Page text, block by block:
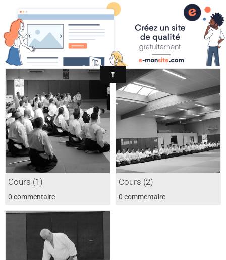
Académie Pazenaise d'Aïkido
Contact
OARA
Album photo
Agenda
Cours Maître Cognard à Ste Pazanne
Cours (1)
0 commentaire
Cours (2)
0 commentaire